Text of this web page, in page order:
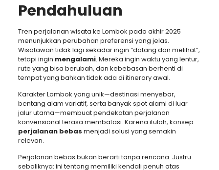
Pendahuluan
Tren perjalanan wisata ke Lombok pada akhir 2025
menunjukkan perubahan preferensi yang jelas.
Wisatawan tidak lagi sekadar ingin “datang dan melihat”,
tetapi ingin mengalami. Mereka ingin waktu yang lentur,
rute yang bisa berubah, dan kebebasan berhenti di
tempat yang bahkan tidak ada di itinerary awal.
Karakter Lombok yang unik—destinasi menyebar,
bentang alam variatif, serta banyak spot alami di luar
jalur utama—membuat pendekatan perjalanan
konvensional terasa membatasi. Karena itulah, konsep
perjalanan bebas menjadi solusi yang semakin
relevan.
Perjalanan bebas bukan berarti tanpa rencana. Justru
sebaliknya: ini tentang memiliki kendali penuh atas